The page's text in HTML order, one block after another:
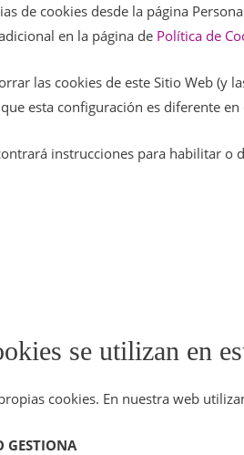
de cookies desde la página
en la página de Política de
las cookies de este Sitio Web (y
esta configuración es diferente en
instrucciones para habilitar
se utilizan en
cookies. En nuestra web
GESTIONA